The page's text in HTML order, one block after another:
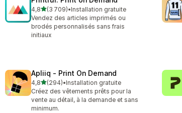
4,8étoile(s) sur 5
(3 709)
3709 avis au total
•Installation gratuite
Vendez des articles imprimés ou
brodés personnalisés sans frais
initiaux
Apliiq ‑ Print On Demand
4,8étoile(s) sur 5
(294)
294 avis au total
•Installation gratuite
Créez des vêtements prêts pour la
vente au détail, à la demande et sans
minimum.